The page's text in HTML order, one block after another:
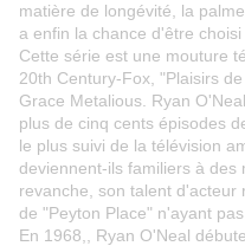
matière de longévité, la
a enfin la chance d'être
Cette série est une mouture
20th Century-Fox, "Plaisirs
Grace Metalious. Ryan
plus de cinq cents épisodes
le plus suivi de la télévision
deviennent-ils familiers à des
revanche, son talent d'acteur
de "Peyton Place" n'ayant
En 1968,, Ryan O'Neal